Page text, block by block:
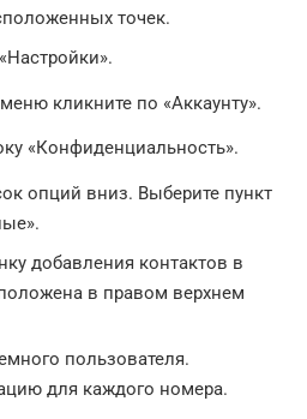
точек.
кликните по «Аккаунту».
«Конфиденциальность».
опций вниз. Выберите пункт
добавления контактов в
в правом верхнем
пользователя.
для каждого номера.